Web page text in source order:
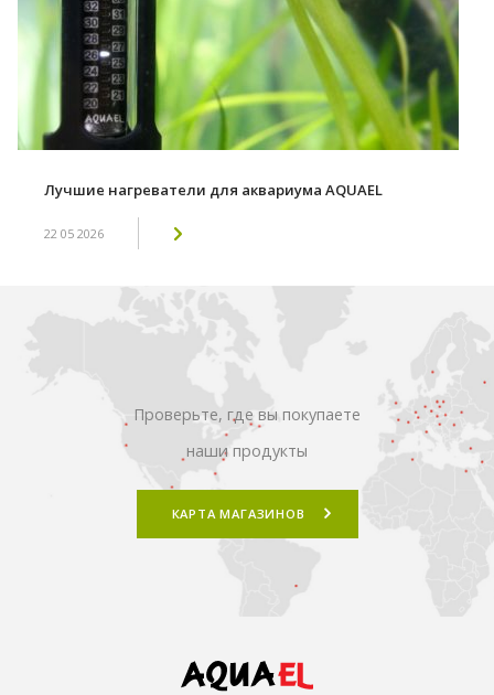
Лучшие нагреватели для аквариума AQUAEL
22 05 2026
Проверьте, где вы покупаете
наши продукты
КАРТА МАГАЗИНОВ